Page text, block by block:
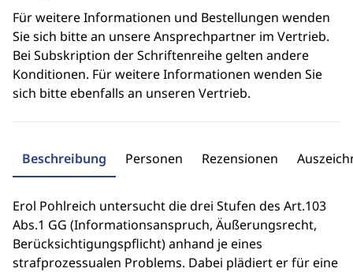
Für weitere Informationen und Bestellungen wenden
Sie sich bitte an unsere Ansprechpartner im Vertrieb.
Bei Subskription der Schriftenreihe gelten andere
Konditionen. Für weitere Informationen wenden Sie
sich bitte ebenfalls an unseren Vertrieb.
Beschreibung Personen Rezensionen
Erol Pohlreich untersucht die drei Stufen des Art.103
Abs.1 GG (Informationsanspruch, Äußerungsrecht,
Berücksichtigungspflicht) anhand je eines
strafprozessualen Problems. Dabei plädiert er für eine